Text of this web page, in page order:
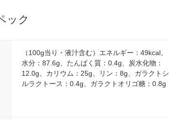
ック
（100g当り・液汁含む）エネルギー：49kcal、
水分：87.6g、たんぱく質：0.4g、炭水化物：
12.0g、カリウム：25g、リン：8g、ガラクトシ
ルラクトース：0.4g、ガラクトオリゴ糖：0.8g